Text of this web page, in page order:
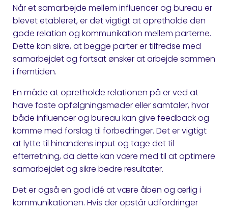
Når et samarbejde mellem influencer og bureau er
blevet etableret, er det vigtigt at opretholde den
gode relation og kommunikation mellem parterne.
Dette kan sikre, at begge parter er tilfredse med
samarbejdet og fortsat ønsker at arbejde sammen
i fremtiden.
En måde at opretholde relationen på er ved at
have faste opfølgningsmøder eller samtaler, hvor
både influencer og bureau kan give feedback og
komme med forslag til forbedringer. Det er vigtigt
at lytte til hinandens input og tage det til
efterretning, da dette kan være med til at optimere
samarbejdet og sikre bedre resultater.
Det er også en god idé at være åben og ærlig i
kommunikationen. Hvis der opstår udfordringer